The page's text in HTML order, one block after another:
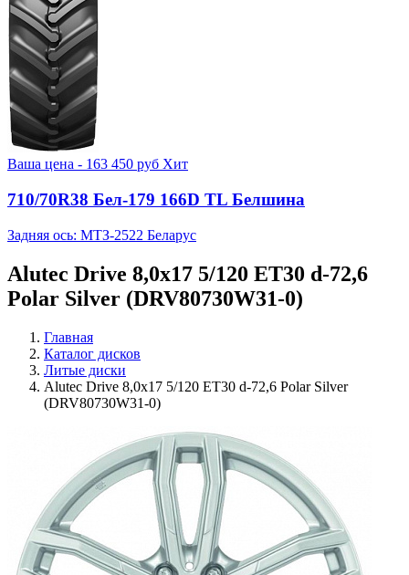
Ваша цена - 163 450 руб Хит
710/70R38 Бел-179 166D TL Белшина
Задняя ось: МТЗ-2522 Беларус
Alutec Drive 8,0x17 5/120 ET30 d-72,6
Polar Silver (DRV80730W31-0)
Главная
Каталог дисков
Литые диски
Alutec Drive 8,0x17 5/120 ET30 d-72,6 Polar Silver
(DRV80730W31-0)